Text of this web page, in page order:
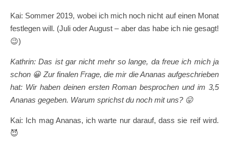
Kai: Sommer 2019, wobei ich mich noch nicht auf einen Monat
festlegen will. (Juli oder August – aber das habe ich nie gesagt!
😉)
Kathrin: Das ist gar nicht mehr so lange, da freue ich mich ja
schon 😀 Zur finalen Frage, die mir die Ananas aufgeschrieben
hat: Wir haben deinen ersten Roman besprochen und im 3,5
Ananas gegeben. Warum sprichst du noch mit uns? 😛
Kai: Ich mag Ananas, ich warte nur darauf, dass sie reif wird.
😈